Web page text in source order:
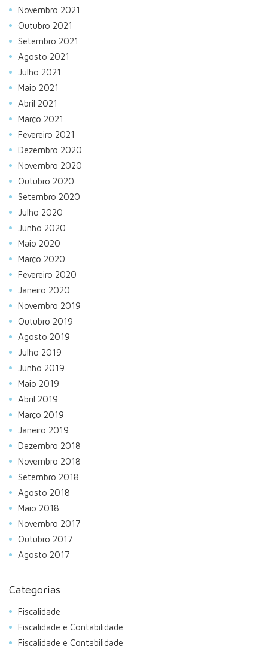
Novembro 2021
Outubro 2021
Setembro 2021
Agosto 2021
Julho 2021
Maio 2021
Abril 2021
Março 2021
Fevereiro 2021
Dezembro 2020
Novembro 2020
Outubro 2020
Setembro 2020
Julho 2020
Junho 2020
Maio 2020
Março 2020
Fevereiro 2020
Janeiro 2020
Novembro 2019
Outubro 2019
Agosto 2019
Julho 2019
Junho 2019
Maio 2019
Abril 2019
Março 2019
Janeiro 2019
Dezembro 2018
Novembro 2018
Setembro 2018
Agosto 2018
Maio 2018
Novembro 2017
Outubro 2017
Agosto 2017
Categorias
Fiscalidade
Fiscalidade e Contabilidade
Fiscalidade e Contabilidade